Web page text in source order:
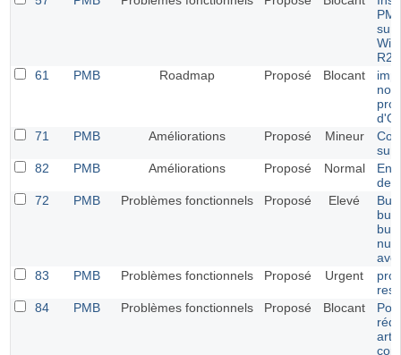
sur
R2
61
PMB Roadmap Proposé Blocant
71
PMB Améliorations Proposé Mineur
sur
82
PMB Améliorations Proposé Normal
de
72
PMB Problèmes fonctionnels Proposé Elevé
83
PMB Problèmes fonctionnels Proposé Urgent
84
PMB Problèmes fonctionnels Proposé Blocant